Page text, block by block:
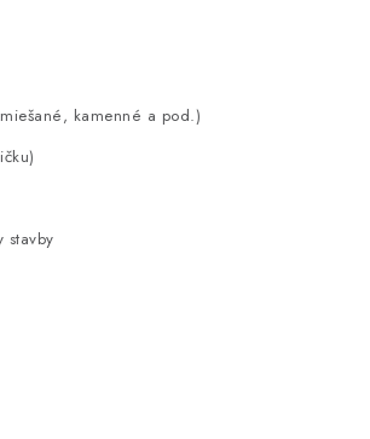
kamenné a pod.)
stavby